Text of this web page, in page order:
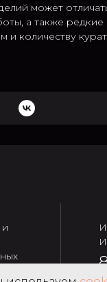
может
а также
и количеству